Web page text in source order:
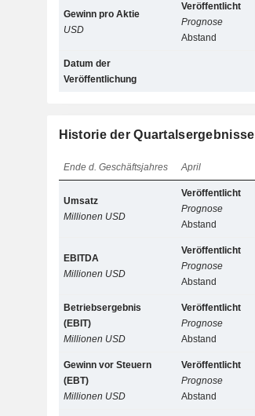
Gewinn pro Aktie
USD
Veröffentlicht
Prognose
Abstand
Datum der
Veröffentlichung
Historie der Quartalsergebnisse
Ende d. Geschäftsjahres April
Umsatz
Millionen USD
Veröffentlicht
Prognose
Abstand
EBITDA
Millionen USD
Veröffentlicht
Prognose
Abstand
Betriebsergebnis
(EBIT)
Millionen USD
Veröffentlicht
Prognose
Abstand
Gewinn vor Steuern
(EBT)
Millionen USD
Veröffentlicht
Prognose
Abstand